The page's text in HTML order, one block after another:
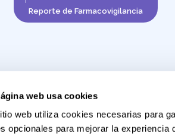
web usa cookies
web utiliza cookies necesarias para
opcionales para mejorar la
Reporte de Farmacovigilancia